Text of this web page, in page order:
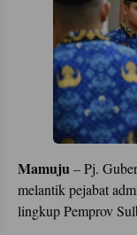
Mamuju– Pj.
melantik pejabat
lingkup Pemprov